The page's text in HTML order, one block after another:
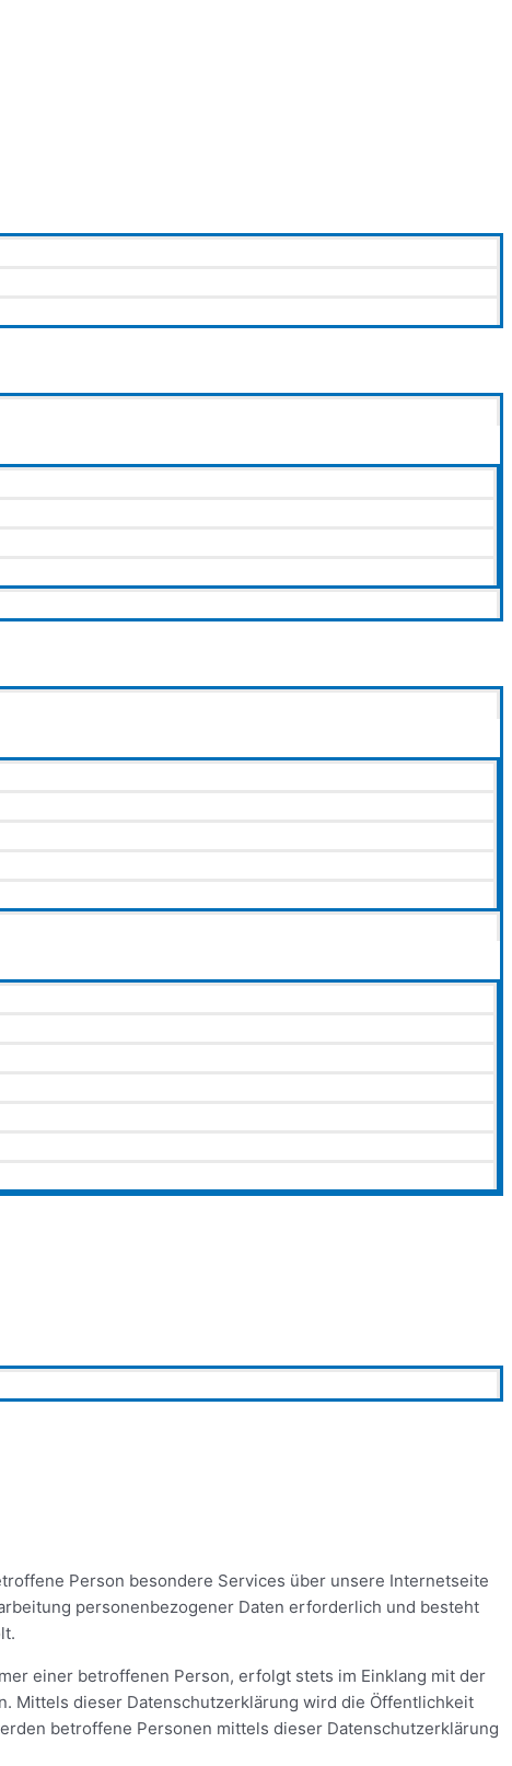
Person besondere Services über unsere Internetseite
personenbezogener Daten erforderlich und besteht
einer betroffenen Person, erfolgt stets im Einklang mit der
Mittels dieser Datenschutzerklärung wird die Öffentlichkeit
betroffene Personen mittels dieser Datenschutzerklärung